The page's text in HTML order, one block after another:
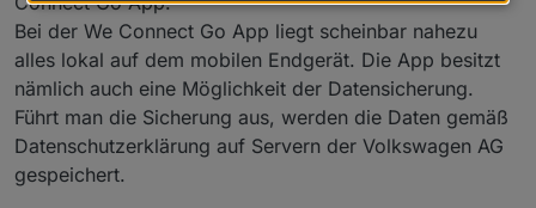
Bei der We Connect Go App liegt scheinbar nahezu
alles lokal auf dem mobilen Endgerät. Die App besitzt
nämlich auch eine Möglichkeit der Datensicherung.
Führt man die Sicherung aus, werden die Daten gemäß
Datenschutzerklärung auf Servern der Volkswagen AG
gespeichert.